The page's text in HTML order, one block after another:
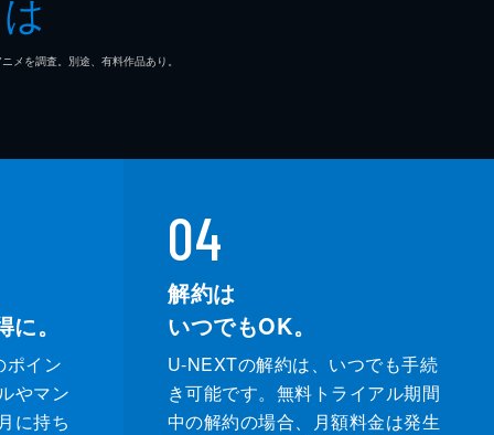
を調査。別途、有料作品あり。
。
ポイン
やマン
に持ち
04
解約は
いつでもOK。
U-NEXTの解約は、いつでも手続
き可能です。無料トライアル期間
中の解約の場合、月額料金は発生